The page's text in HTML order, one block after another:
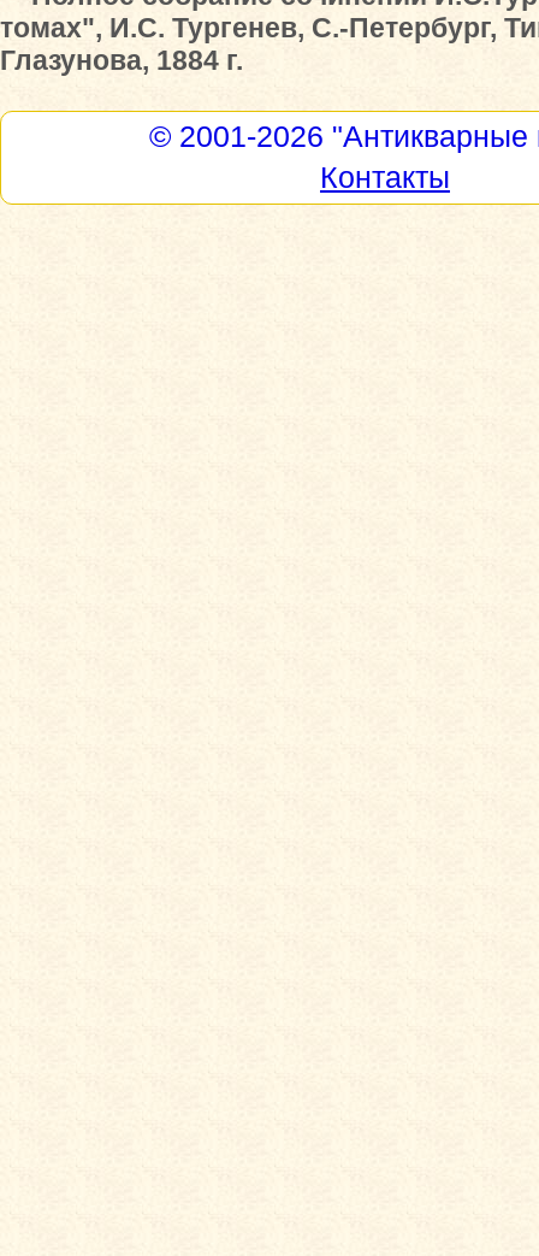
томах", И.С. Тургенев, С.-Петербург,
Глазунова, 1884 г.
© 2001-2026 "Антикварные
Контакты